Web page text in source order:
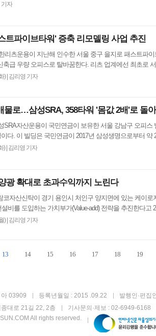
기자
트파이브타워' 증축 리모델링 사업 추진
리츠운용이 지난해 인수한 서울 중구 을지로 패스트파
축급 우량 오피스로 탈바꿈한다. 리츠 업계에선 최초로
)| 김리영 기자
물로…삼성SRA, 358타워 '몸값 2배'로 돌
SRA자산운용이 국민연금이 보유한 서울 강남구 오피스
다. 이 빌딩은 국민연금이 2017년 삼성생명으로부터 약
)| 김리영 기자
광 확대로 초과수익까지 노린다
코자산신탁이 경기 용인시 처인구 양지면에 있는 케이로
비를 도입하는 가치부가(Value-add) 전략을 추진한다고
)| 김리영 기자
13 14 15 16 17 18 19
03909 등록년월일 : 2015 .09.22 발행인·편집
대로 21길 22, 2층
기사문의·제보 : 02-6949-6168
All rights reserved.